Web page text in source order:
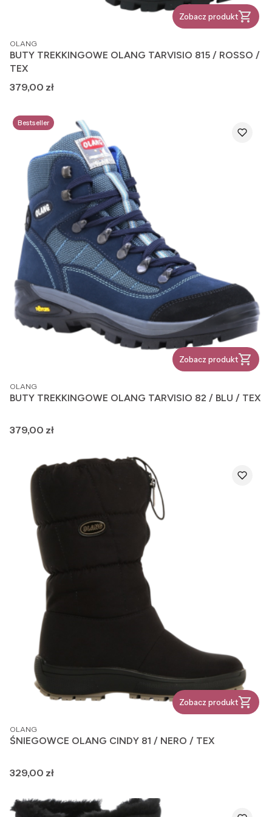
Zobacz produkt
PRODUCENT
OLANG
BUTY TREKKINGOWE OLANG TARVISIO 815 / ROSSO /
TEX
Cena
379,00 zł
Bestseller
Zobacz produkt
PRODUCENT
OLANG
BUTY TREKKINGOWE OLANG TARVISIO 82 / BLU / TEX
Cena
379,00 zł
Zobacz produkt
PRODUCENT
OLANG
ŚNIEGOWCE OLANG CINDY 81 / NERO / TEX
Cena
329,00 zł